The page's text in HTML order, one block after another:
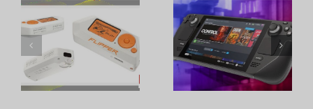
Deck vs
ROG Ally
เครื่องเกมพก
พาตัวไหนดี?
เทียบครบจบ
Meta Quest
3 vs 3S vs
Quest 2
เลือกรุ่นไหน
ดี? เทียบครบ